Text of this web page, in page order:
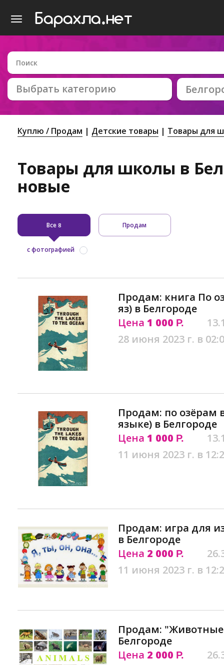
Выбрать категорию
Куплю / Продам Детские товары Товары для
Товары для школы в
новые
Все8 Продам
с фотографией
Продам: книга По
яз) в Белгороде
Цена 1 000 Р.
28 июня 2023 г. в
Продам: по озёрам
языке) в Белгороде
Цена 1 000 Р.
11 июня 2023 г. в
Продам: игра для
в Белгороде
Цена 2 000 Р.
11 июня 2023 г. в
Продам:
Белгороде
Цена 2 000 Р.